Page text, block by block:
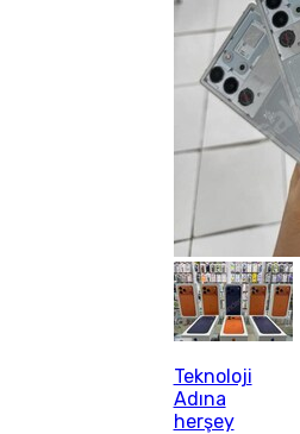
Teknoloji
Adına
herşey